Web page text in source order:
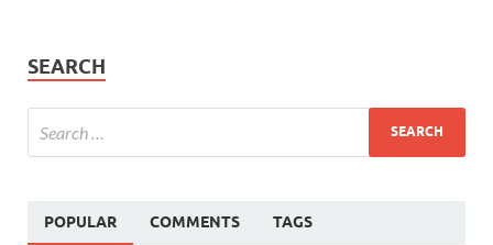
SEARCH
POPULAR COMMENTS TAGS